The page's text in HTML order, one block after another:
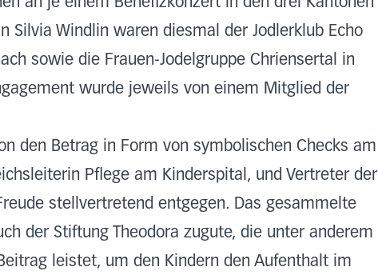
Silvia Windlin waren diesmal der Jodlerklub Echo
sowie die Frauen-Jodelgruppe Chriensertal in
wurde jeweils von einem Mitglied der
den Betrag in Form von symbolischen Checks am
Pflege am Kinderspital, und Vertreter der
stellvertretend entgegen. Das gesammelte
der Stiftung Theodora zugute, die unter anderem
leistet, um den Kindern den Aufenthalt im